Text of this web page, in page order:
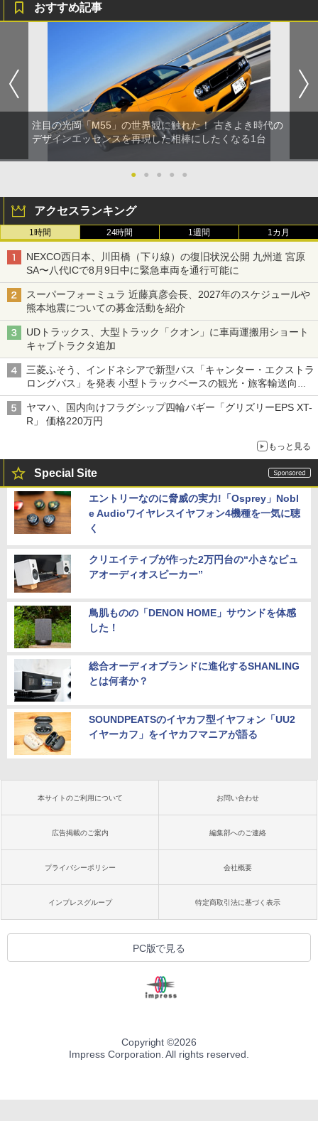
おすすめ記事
注目の光岡「M55」の世界観に触れた！ 古きよき時代の
デザインエッセンスを再現した相棒にしたくなる1台
● ● ● ● ●
アクセスランキング
1時間 24時間 1週間 1カ月
NEXCO西日本、川田橋（下り線）の復旧状況公開 九州道 宮原
SA〜八代ICで8月9日中に緊急車両を通行可能に
スーパーフォーミュラ 近藤真彦会長、2027年のスケジュールや
熊本地震についての募金活動を紹介
UDトラックス、大型トラック「クオン」に車両運搬用ショート
キャブトラクタ追加
三菱ふそう、インドネシアで新型バス「キャンター・エクストラ
ロングバス」を発表 小型トラックベースの観光・旅客輸送向け
バス
ヤマハ、国内向けフラグシップ四輪バギー「グリズリーEPS XT-
R」 価格220万円
もっと見る
Special Site
エントリーなのに脅威の実力!「Osprey」Nobl
e Audioワイヤレスイヤフォン4機種を一気に聴
く
クリエイティブが作った2万円台の“小さなピュ
アオーディオスピーカー”
鳥肌ものの「DENON HOME」サウンドを体感
した！
総合オーディオブランドに進化するSHANLING
とは何者か？
SOUNDPEATSのイヤカフ型イヤフォン「UU2
イヤーカフ」をイヤカフマニアが語る
本サイトのご利用について お問い合わせ
広告掲載のご案内 編集部へのご連絡
プライバシーポリシー 会社概要
インプレスグループ 特定商取引法に基づく表示
PC版で見る
Copyright ©2026
Impress Corporation. All rights reserved.